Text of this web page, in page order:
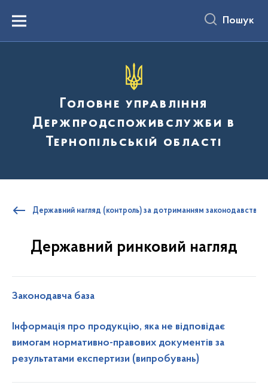
вмістуMenu Пошук
Головне управління
Держпродспоживслужби в
Тернопільській області
Державний нагляд (контроль) за дотриманням законодавства
Державний ринковий нагляд
Законодавча база
Інформація про продукцію, яка не відповідає
вимогам нормативно-правових документів за
результатами експертизи (випробувань)